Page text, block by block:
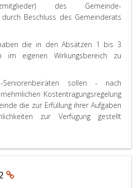
des Gemeinde-
Beschluss des Gemeinderats
die in den Absätzen 1 bis 3
im eigenen Wirkungsbereich zu
Seniorenbeiräten sollen - nach
Kostentragungsregelung
die zur Erfüllung ihrer Aufgaben
zur Verfügung gestellt